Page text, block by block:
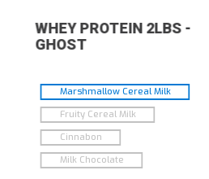
WHEY PROTEIN 2LBS -
GHOST
Marshmallow Cereal Milk
Fruity Cereal Milk
Cinnabon
Milk Chocolate